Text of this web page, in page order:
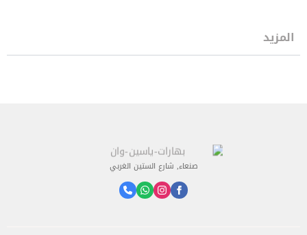
المزيد
صنعاء, شارع الستين الغربي